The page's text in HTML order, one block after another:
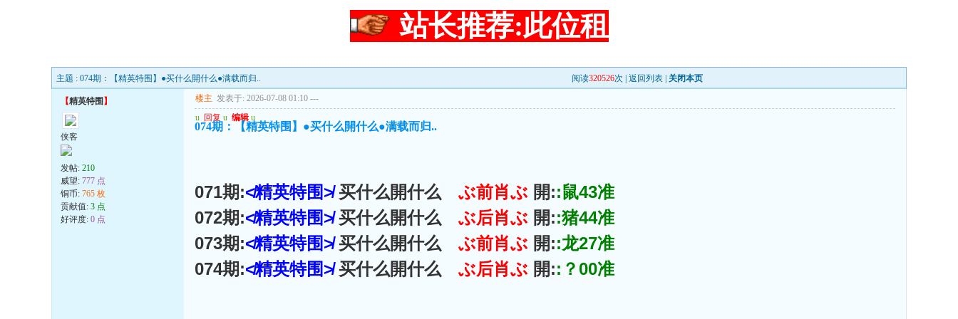
站长推荐:此位租
主题 : 074期：【精英特围】●买什么開什么●满载而归.. 阅读320526次 | 返回列表 关闭本页
【精英特围 】
侠客
发帖: 210
威望: 777 点
铜币: 765 枚
贡献值: 3 点
好评度: 0 点
楼主 发表于: 2026-07-08 01:10 ---
u 回复 u 编辑 u
074期：【精英特围】●买什么開什么●满载而归..
071期:≮精英特围≯买什么開什么 ぶ前肖ぶ 開::鼠43准
072期:≮精英特围≯买什么開什么 ぶ后肖ぶ 開::猪44准
073期:≮精英特围≯买什么開什么 ぶ前肖ぶ 開::龙27准
074期:≮精英特围≯买什么開什么 ぶ后肖ぶ 開::？00准